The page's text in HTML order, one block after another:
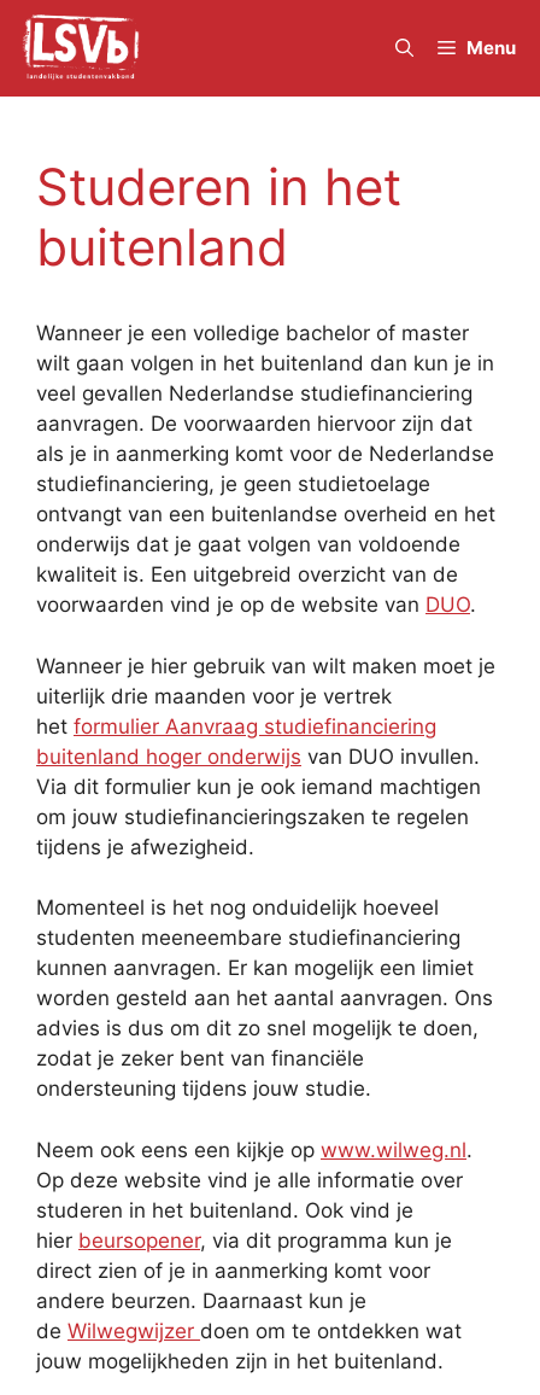
Skip
content
Menu
Studeren in het
buitenland
Wanneer je een volledige bachelor of master
wilt gaan volgen in het buitenland dan kun je in
veel gevallen Nederlandse studiefinanciering
aanvragen. De voorwaarden hiervoor zijn dat
als je in aanmerking komt voor de Nederlandse
studiefinanciering, je geen studietoelage
ontvangt van een buitenlandse overheid en het
onderwijs dat je gaat volgen van voldoende
kwaliteit is. Een uitgebreid overzicht van de
voorwaarden vind je op de website van DUO.
Wanneer je hier gebruik van wilt maken moet je
uiterlijk drie maanden voor je vertrek
het formulier Aanvraag studiefinanciering
buitenland hoger onderwijs van DUO invullen.
Via dit formulier kun je ook iemand machtigen
om jouw studiefinancieringszaken te regelen
tijdens je afwezigheid.
Momenteel is het nog onduidelijk hoeveel
studenten meeneembare studiefinanciering
kunnen aanvragen. Er kan mogelijk een limiet
worden gesteld aan het aantal aanvragen. Ons
advies is dus om dit zo snel mogelijk te doen,
zodat je zeker bent van financiële
ondersteuning tijdens jouw studie.
Neem ook eens een kijkje op www.wilweg.nl.
Op deze website vind je alle informatie over
studeren in het buitenland. Ook vind je
hier beursopener, via dit programma kun je
direct zien of je in aanmerking komt voor
andere beurzen. Daarnaast kun je
de Wilwegwijzer doen om te ontdekken wat
jouw mogelijkheden zijn in het buitenland.